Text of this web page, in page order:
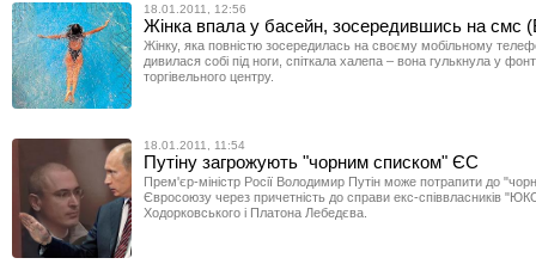
18.01.2011, 12:56
Жінка впала у басейн, зосередившись на смс
Жінку, яка повністю зосередилась на своєму мобільному
дивилася собі під ноги, спіткала халепа – вона гулькнула у
торгівельного центру.
18.01.2011, 11:54
Путіну загрожують "чорним списком" ЄС
Прем'єр-міністр Росії Володимир Путін може потрапити до
Євросоюзу через причетність до справи екс-співвласників
Ходорковського і Платона Лебедєва.